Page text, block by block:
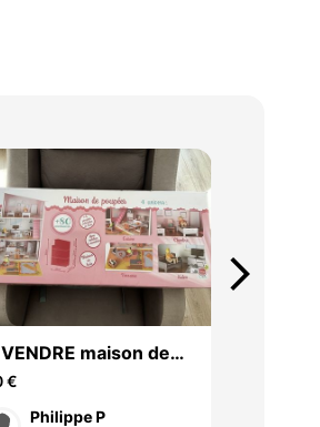
maison de
bois
€
Philippe P
arrow_forward_ios